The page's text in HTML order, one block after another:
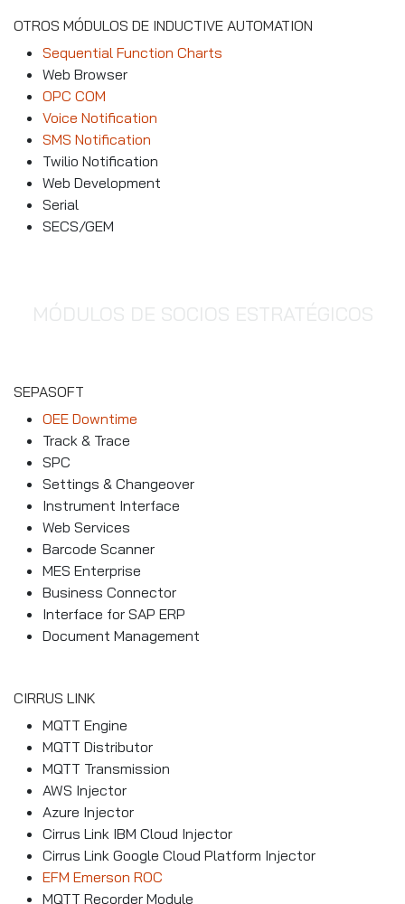
OTROS MÓDULOS DE INDUCTIVE AUTOMATION
Sequential Function Charts
Web Browser
OPC COM
Voice Notification
SMS Notification
Twilio Notification
Web Development
Serial
SECS/GEM
MÓDULOS DE SOCIOS ESTRATÉGICOS
SEPASOFT
OEE Downtime
Track & Trace
SPC
Settings & Changeover
Instrument Interface
Web Services
Barcode Scanner
MES Enterprise
Business Connector
Interface for SAP ERP
Document Management
CIRRUS LINK
MQTT Engine
MQTT Distributor
MQTT Transmission
AWS Injector
Azure Injector
Cirrus Link IBM Cloud Injector
Cirrus Link Google Cloud Platform Injector
EFM Emerson ROC
MQTT Recorder Module